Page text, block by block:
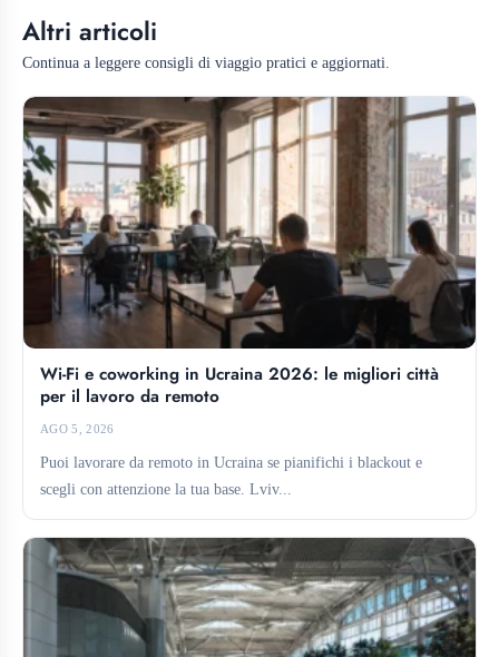
Altri articoli
Continua a leggere consigli di viaggio pratici e aggiornati.
Wi-Fi e coworking in Ucraina 2026: le migliori città
per il lavoro da remoto
AGO 5, 2026
Puoi lavorare da remoto in Ucraina se pianifichi i blackout e
scegli con attenzione la tua base. Lviv...